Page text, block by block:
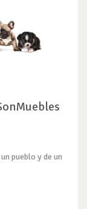
pueblo y de un